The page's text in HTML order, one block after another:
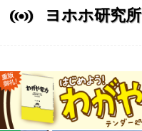
ヨホホ研究所